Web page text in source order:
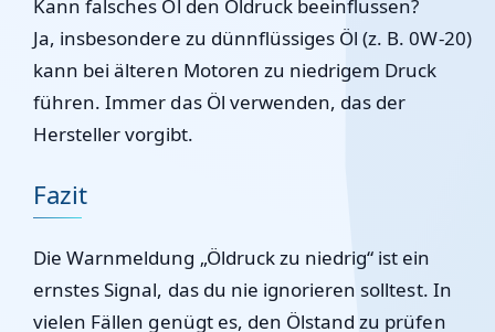
Kann falsches Öl den Öldruck beeinflussen?
Ja, insbesondere zu dünnflüssiges Öl (z. B. 0W-20)
kann bei älteren Motoren zu niedrigem Druck
führen. Immer das Öl verwenden, das der
Hersteller vorgibt.
Fazit
Die Warnmeldung „Öldruck zu niedrig“ ist ein
ernstes Signal, das du nie ignorieren solltest. In
vielen Fällen genügt es, den Ölstand zu prüfen